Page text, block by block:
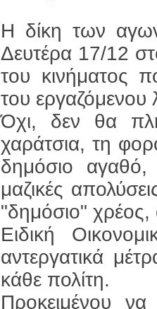
Η δίκη των
Δευτέρα 17/12
του κινήματος
του εργαζόμενου
Όχι, δεν θα
χαράτσια, τη
δημόσιο αγαθό,
μαζικές
"δημόσιο" χρέος,
Ειδική
αντεργατικά
κάθε πολίτη.
Προκειμένου να